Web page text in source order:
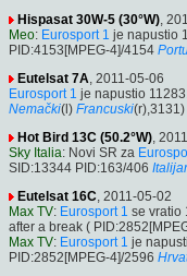
Hispasat 30W-5 (30°W),
Meo: Eurosport 1 je napustio
PID:4153[MPEG-4]/4154
Eutelsat 7A, 2011-05-06
Eurosport 1 je napustio
Nemački(l) Francuski(r),3131)
Hot Bird 13C (50.2°W),
Sky Italia: Novi SR za
SID:13344 PID:163/406
Eutelsat 16C, 2011-05-02
Max TV: Eurosport 1 se vratio
after a break (
Max TV: Eurosport 1 je
PID:2852[MPEG-4]/2596